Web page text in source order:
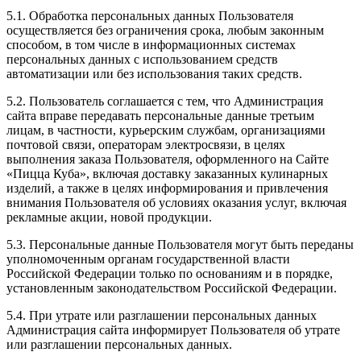
5.1. Обработка персональных данных Пользователя
осуществляется без ограничения срока, любым законным
способом, в том числе в информационных системах
персональных данных с использованием средств
автоматизации или без использования таких средств.
5.2. Пользователь соглашается с тем, что Администрация
сайта вправе передавать персональные данные третьим
лицам, в частности, курьерским службам, организациями
почтовой связи, операторам электросвязи, в целях
выполнения заказа Пользователя, оформленного на Сайте
«Пицца Куба», включая доставку заказанных кулинарных
изделий, а также в целях информирования и привлечения
внимания Пользователя об условиях оказания услуг, включая
рекламные акции, новой продукции.
5.3. Персональные данные Пользователя могут быть переданы
уполномоченным органам государственной власти
Российской Федерации только по основаниям и в порядке,
установленным законодательством Российской Федерации.
5.4. При утрате или разглашении персональных данных
Администрация сайта информирует Пользователя об утрате
или разглашении персональных данных.